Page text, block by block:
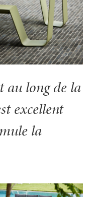
long de la
excellent
la